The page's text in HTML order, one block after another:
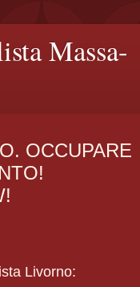
Massa-
OCCUPARE
Livorno: